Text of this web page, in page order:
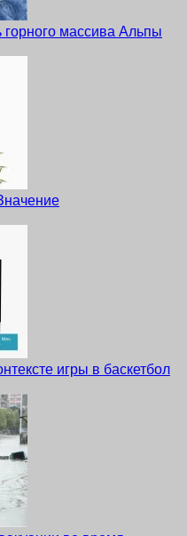
горного массива Альпы
игры в баскетбол